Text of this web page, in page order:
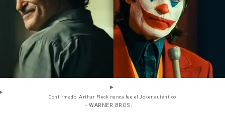
Confirmado: Arthur Fleck nunca fue el Joker auténtico
- WARNER BROS.